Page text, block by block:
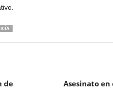
de
Asesinato